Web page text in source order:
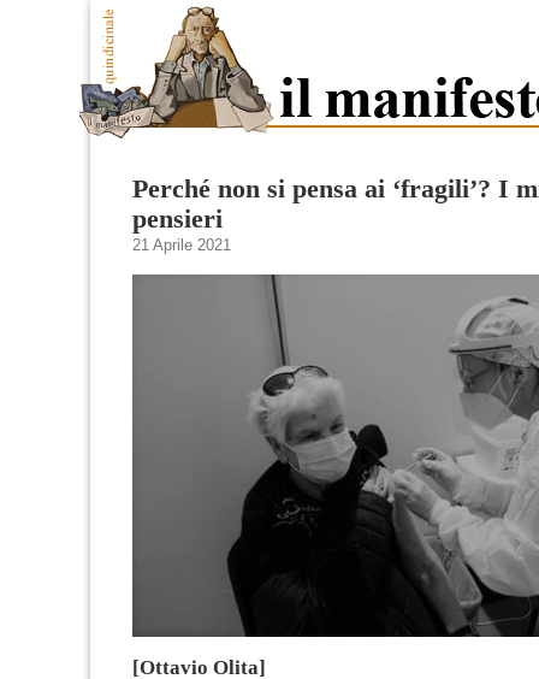
Perché non si pensa ai ‘fragili’? I
pensieri
21 Aprile 2021
[Ottavio Olita]